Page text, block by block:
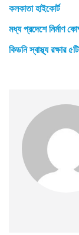
কলকাতা হাইকোর্ট
মধ্য প্রদেশে নির্মাণ
কিডনি স্বাস্থ্য রক্ষার